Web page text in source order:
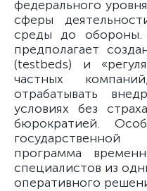
федерального
сферы
среды до
предполагает
(testbeds) и
частных
отрабатывать
условиях без
бюрократией.
программа
специалистов из
оперативного